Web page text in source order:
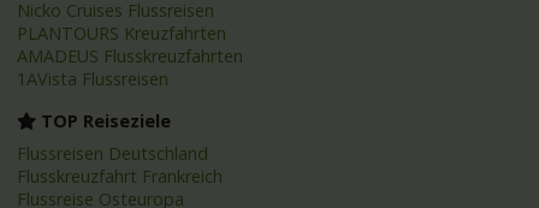
Nicko Cruises Flussreisen
PLANTOURS Kreuzfahrten
AMADEUS Flusskreuzfahrten
1AVista Flussreisen
TOP Reiseziele
Flussreisen Deutschland
Flusskreuzfahrt Frankreich
Flussreise Osteuropa